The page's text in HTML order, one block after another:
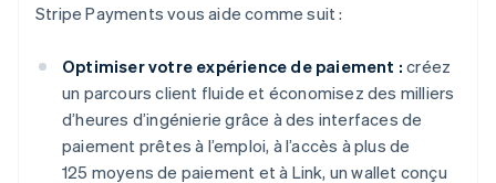
Stripe Payments vous aide comme suit :
Optimiser votre expérience de paiement : créez
un parcours client fluide et économisez des milliers
d’heures d’ingénierie grâce à des interfaces de
paiement prêtes à l’emploi, à l’accès à plus de
125 moyens de paiement et à Link, un wallet conçu